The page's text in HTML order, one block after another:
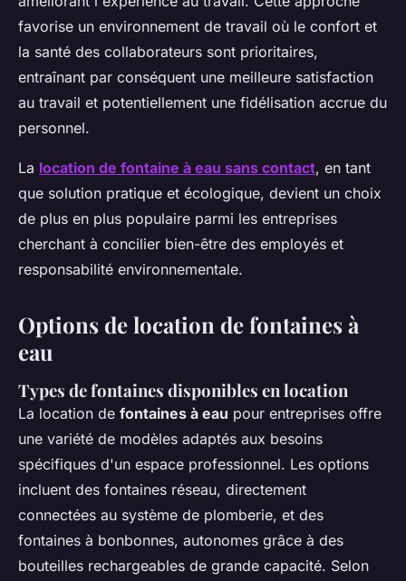
favorise un environnement de travail où le confort et
la santé des collaborateurs sont prioritaires,
entraînant par conséquent une meilleure satisfaction
au travail et potentiellement une fidélisation accrue du
personnel.
La location de fontaine à eau sans contact, en tant
que solution pratique et écologique, devient un choix
de plus en plus populaire parmi les entreprises
cherchant à concilier bien-être des employés et
responsabilité environnementale.
Options de location de fontaines à
eau
Types de fontaines disponibles en location
La location de fontaines à eau pour entreprises offre
une variété de modèles adaptés aux besoins
spécifiques d'un espace professionnel. Les options
incluent des fontaines réseau, directement
connectées au système de plomberie, et des
fontaines à bonbonnes, autonomes grâce à des
bouteilles rechargeables de grande capacité. Selon